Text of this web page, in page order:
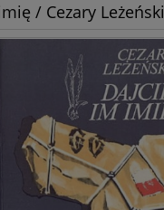
/ Cezary Leżeński